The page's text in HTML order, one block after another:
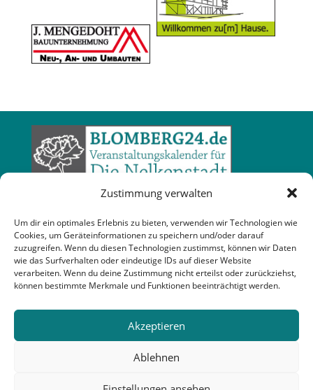
Zustimmung verwalten
Um dir ein optimales Erlebnis zu bieten, verwenden wir Technologien wie
Cookies, um Geräteinformationen zu speichern und/oder darauf
zuzugreifen. Wenn du diesen Technologien zustimmst, können wir Daten
wie das Surfverhalten oder eindeutige IDs auf dieser Website
verarbeiten. Wenn du deine Zustimmung nicht erteilst oder zurückziehst,
können bestimmte Merkmale und Funktionen beeinträchtigt werden.
Akzeptieren
Ablehnen